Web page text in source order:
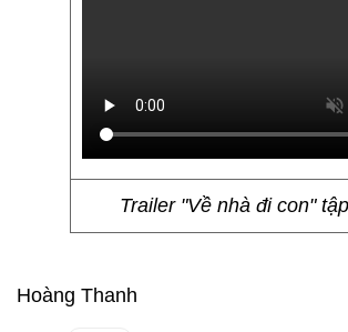
Trailer "Về nhà đi con"
Hoàng Thanh